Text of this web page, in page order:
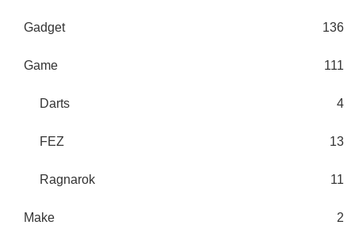
Gadget 136
Game 111
Darts 4
FEZ 13
Ragnarok 11
Make 2